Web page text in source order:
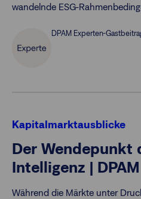
wandelnde ESG-
DPAM Experten-
Kapitalmarktausblicke
Der Wendepunkt
Intelligenz | DPAM
Während die Märkte unter